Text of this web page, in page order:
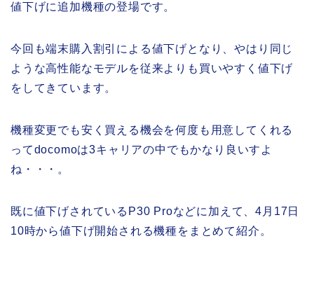
値下げに追加機種の登場です。
今回も端末購入割引による値下げとなり、やはり同じ
ような高性能なモデルを従来よりも買いやすく値下げ
をしてきています。
機種変更でも安く買える機会を何度も用意してくれる
ってdocomoは3キャリアの中でもかなり良いすよ
ね・・・。
既に値下げされているP30 Proなどに加えて、4月17日
10時から値下げ開始される機種をまとめて紹介。